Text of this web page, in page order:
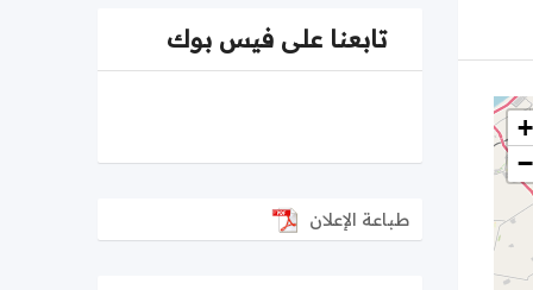
+
−
تابعنا على فيس بوك
طباعة الإعلان